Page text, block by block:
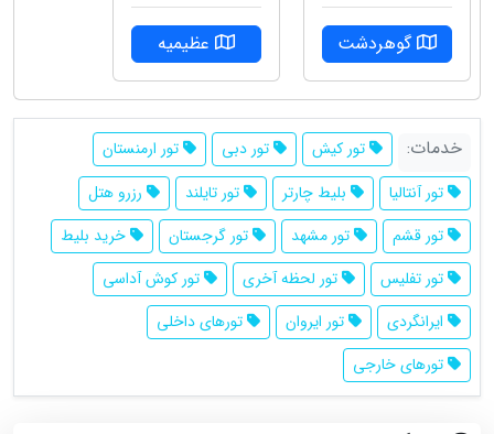
گوهردشت عظیمیه
خدمات: تور کیش تور دبی
تور ارمنستان
تور آنتالیا
بلیط چارتر تور تایلند
رزرو هتل
تور قشم
تور مشهد تور گرجستان
خرید بلیط
تور تفلیس
تور لحظه آخری
تور کوش آداسی
ایرانگردی
تور ایروان
تورهای داخلی
تورهای خارجی